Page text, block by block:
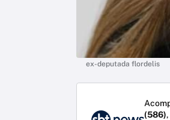
ex-deputada flordelis
(586),